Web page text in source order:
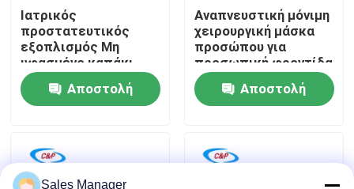
Έλεγχος ποιότητας
Επικοινωνήστε μαζί μας
Υποθέσεις
Ιατρικός
προστατευτικός
εξοπλισμός Μη
υφασμένο καπάκι
απομόνωσης για
κάλυψη και
προστασία
Αποστολή
Αναπνευστική μόνιμη
χειρουργική μάσκα
προσώπου για
προσωπική φροντίδα
Αποστολή
Sales Manager